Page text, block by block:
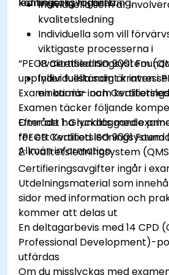
Individuella som är
kvalitetsledning
Individuella som vill
viktigaste processerna i
Kvalitetsledningsystem
Individuella som är
en karriär inom
“PECB Certified ISO 9001
uppfyller fullständigt kraven i
Examinations- och
Examen täcker följande
Område 1: Grundläggande
för ett Kvalitetsledningsystem
2: Kvalitetsledningsystem
Efter att ha lyckats med
“PECB Certified ISO 9001
Allmän information
Certifieringsavgifter ingår i
Utdelningsmaterial som
sidor med information och
kommer att delas ut
En deltagarbevis med 14 CPD
Professional Development)-
utfärdas
Om du misslyckas med